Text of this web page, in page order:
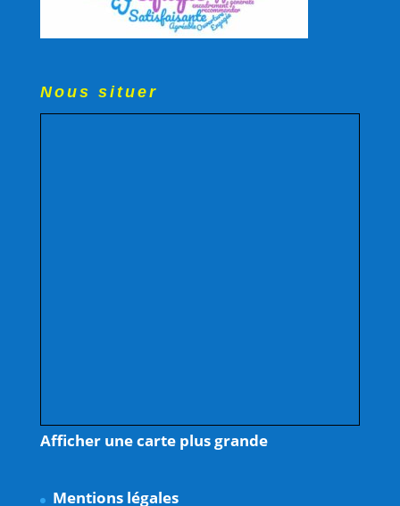
Nous situer
Afficher une carte plus grande
Mentions légales